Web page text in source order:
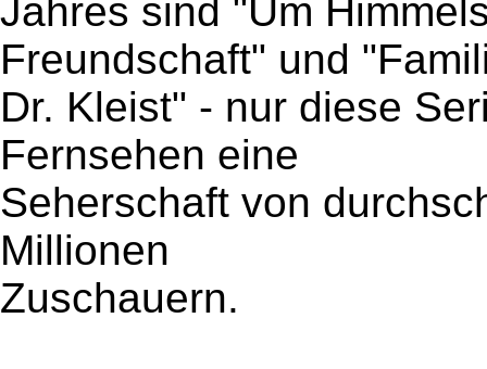
Jahres sind "Um
Freundschaft" und
Dr. Kleist" - nur diese
Fernsehen eine
Seherschaft von
Millionen
Zuschauern.